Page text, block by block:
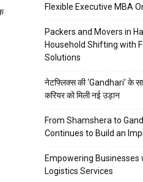
Flexible Executive MBA
Packers and Movers in
Household Shifting with
Solutions
नेटफ्लिक्स की ‘Gandhari’ के
करियर को मिली नई उड़ान
From Shamshera to
Continues to Build an
Empowering Businesses
Logistics Services